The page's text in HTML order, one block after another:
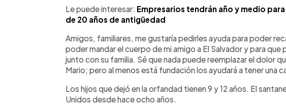
Le puede interesar: Empresarios tendrán año y medio
de 20 años de antigüedad
Amigos, familiares, me gustaría pedirles ayuda para poder
poder mandar el cuerpo de mi amigo a El Salvador y para
junto con su familia. Sé que nada puede reemplazar el dolor
Mario; pero al menos está fundación los ayudará a tener una
Los hijos que dejó en la orfandad tienen 9 y 12 años. El
Unidos desde hace ocho años.